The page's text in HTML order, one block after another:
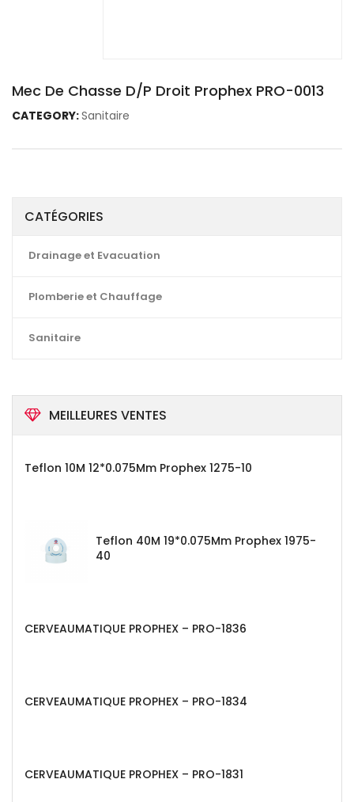
CATÉGORIES
Drainage et Evacuation
Plomberie et Chauffage
Sanitaire
MEILLEURES VENTES
Teflon 10M 12*0.075Mm Prophex 1275-10
Teflon 40M 19*0.075Mm Prophex 1975-
40
CERVEAUMATIQUE PROPHEX – PRO-1836
CERVEAUMATIQUE PROPHEX – PRO-1834
CERVEAUMATIQUE PROPHEX – PRO-1831
Mec De Chasse D/P Droit Prophex PRO-0013
CATEGORY:Sanitaire